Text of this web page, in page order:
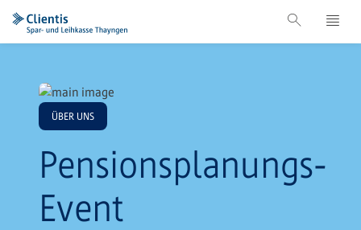
ÜBER UNS
Pensionsplanungs-
Event